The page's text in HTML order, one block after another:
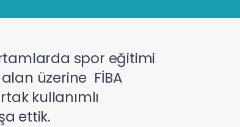
spor eğitimi
üzerine FİBA
kullanımlı
ettik.